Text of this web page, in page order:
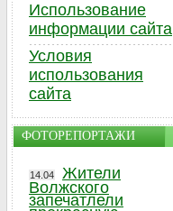
Использование
информации сайта
Условия
использования
сайта
ФОТОРЕПОРТАЖИ
14.04
Жители
Волжского
запечатлели